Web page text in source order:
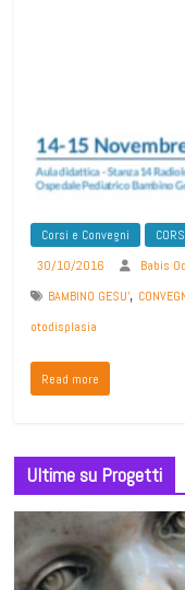
Corsi e Convegni
30/10/2016
Babis
BAMBINO GESU',
otodisplasia
Read more
Ultime su Progetti